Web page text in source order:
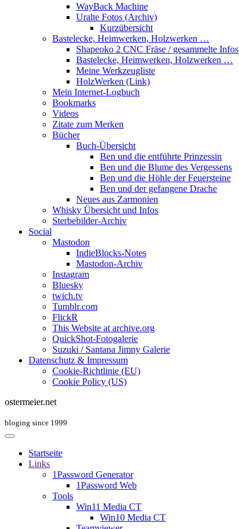
WayBack Machine
Uralte Fotos (Archiv)
Kurzübersicht
Bastelecke, Heimwerken, Holzwerken …
Shapeoko 2 CNC Fräse / gesammelte Infos
Bastelecke, Heimwerken, Holzwerken …
Meine Werkzeugliste
HolzWerken (Link)
Mein Internet-Logbuch
Bookmarks
Videos
Zitate zum Merken
Bücher
Buch-Übersicht
Ben und die entführte Prinzessin
Ben und die Blume des Vergessens
Ben und die Höhle der Feuersteine
Ben und der gefangene Drache
Neues aus Zarmonien
Whisky Übersicht und Infos
Sterbebilder-Archiv
Social
Mastodon
IndieBlocks-Notes
Mastodon-Archiv
Instagram
Bluesky
twich.tv
Tumblr.com
FlickR
This Website at archive.org
QuickShot-Fotogalerie
Suzuki / Santana Jimny Galerie
Datenschutz & Impressum
Cookie-Richtlinie (EU)
Cookie Policy (US)
ostermeier.net
bloging since 1999
Startseite
Links
1Password Generator
1Password Web
Tools
Win11 Media CT
Win10 Media CT